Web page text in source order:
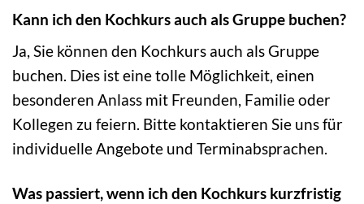
Kann ich den Kochkurs auch als Gruppe buchen?
Ja, Sie können den Kochkurs auch als Gruppe
buchen. Dies ist eine tolle Möglichkeit, einen
besonderen Anlass mit Freunden, Familie oder
Kollegen zu feiern. Bitte kontaktieren Sie uns für
individuelle Angebote und Terminabsprachen.
Was passiert, wenn ich den Kochkurs kurzfristig